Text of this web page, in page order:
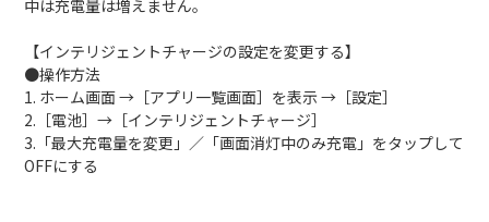
中は充電量は増えません。
【インテリジェントチャージの設定を変更する】
●操作方法
1. ホーム画面 →［アプリ一覧画面］を表示 →［設定］
2.［電池］→［インテリジェントチャージ］
3.「最大充電量を変更」／「画面消灯中のみ充電」をタップして
OFFにする